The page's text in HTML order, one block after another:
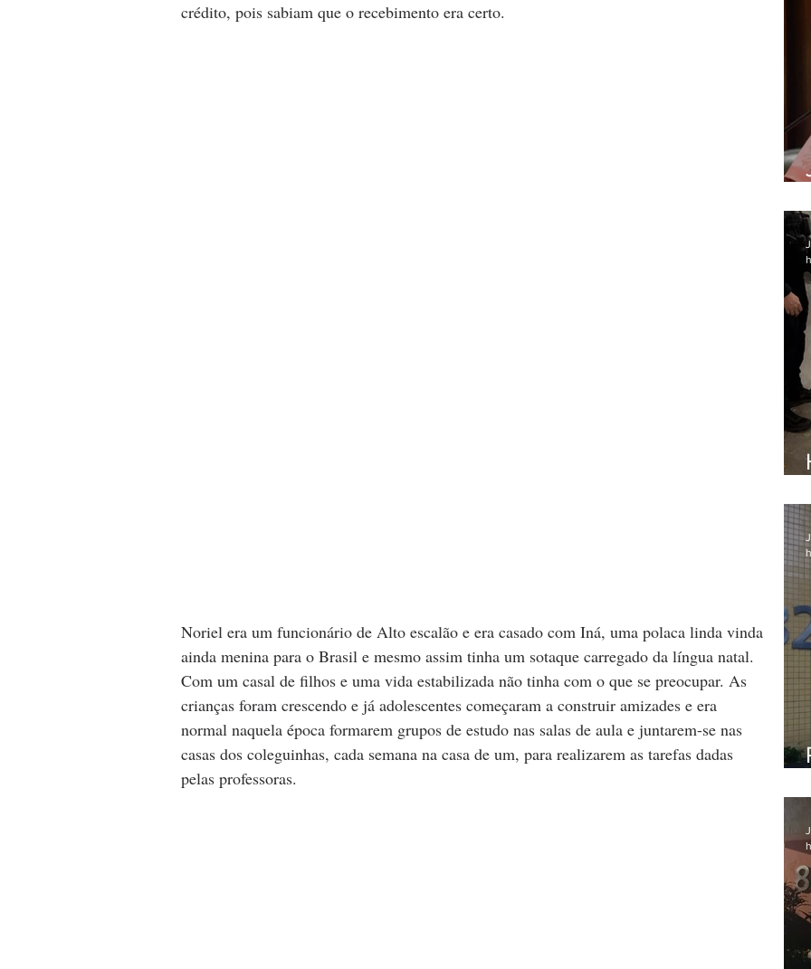
crédito, pois sabiam que o recebimento era certo.
Noriel era um funcionário de Alto escalão e era casado com Iná, uma polaca linda vinda
ainda menina para o Brasil e mesmo assim tinha um sotaque carregado da língua natal.
Com um casal de filhos e uma vida estabilizada não tinha com o que se preocupar. As
crianças foram crescendo e já adolescentes começaram a construir amizades e era
normal naquela época formarem grupos de estudo nas salas de aula e juntarem-se nas
casas dos coleguinhas, cada semana na casa de um, para realizarem as tarefas dadas
pelas professoras.